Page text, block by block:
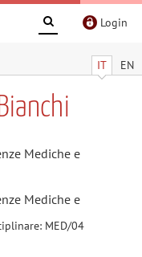
Login
IT EN
Mediche e
Mediche e
MED/04